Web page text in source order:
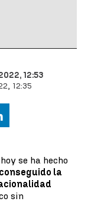
12:53
12:35
se ha hecho
la
sin